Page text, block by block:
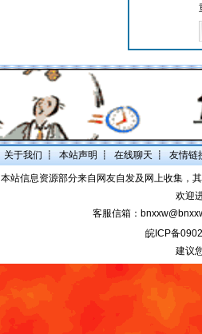
关于我们 ┋ 本站声明 ┋ 在线聊天 ┋ 友情链
本站信息资源部分来自网友自发及网上收集，
欢迎
客服信箱：
皖ICP备
建议